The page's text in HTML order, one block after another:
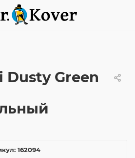
Dusty Green
162094